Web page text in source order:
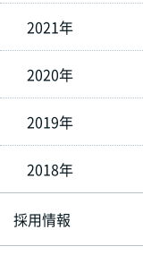
2021年
2020年
2019年
2018年
採用情報